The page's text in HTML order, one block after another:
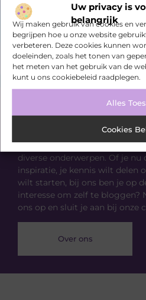
Uw privacy is
belangrijk
Wij maken gebruik van cookies en
begrijpen hoe u onze website
verbeteren. Deze cookies kunnen
doeleinden, zoals het tonen van
het meten van het gebruik van de
kunt u ons cookiebeleid raadplegen.
Alles
Cookies
Bekijk meer
Ivonnedekoning.nl is dé plek
diverse onderwerpen. Of je nu
inspiratie, je kennis wilt delen
wilt starten, bij ons ben je op
interesse om zelf te bloggen?
ons op en sluit je aan bij onze
Over ons